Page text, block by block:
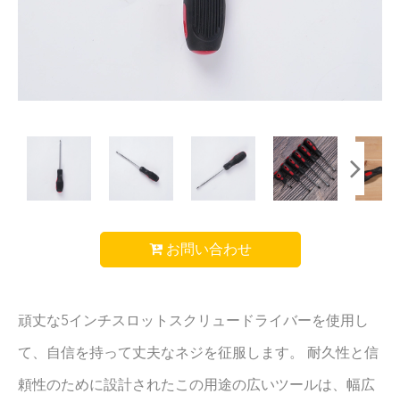
お問い合わせ
頑丈な5インチスロットスクリュードライバーを使用し
て、自信を持って丈夫なネジを征服します。 耐久性と信
頼性のために設計されたこの用途の広いツールは、幅広